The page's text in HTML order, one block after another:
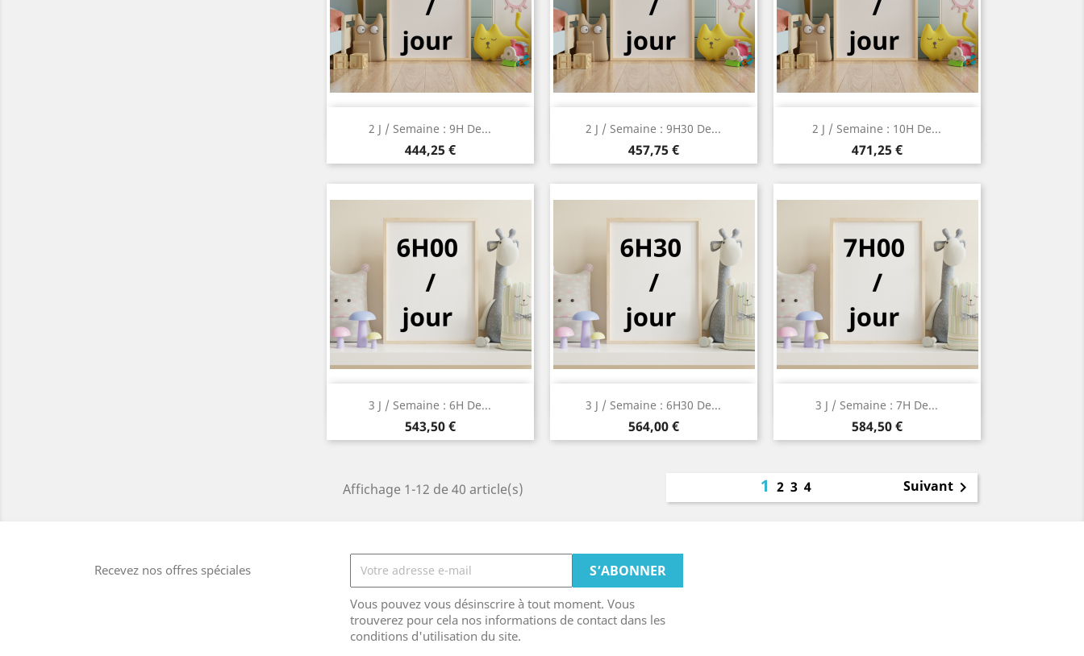
2 J / Semaine : 9H De...
Prix
444,25 €
Aperçu rapide 2 J / Semaine : 9H30 De...
Prix
457,75 €
Aperçu rapide 2 J / Semaine : 10H De...
Prix
471,25 €
Aperçu rapide
3 J / Semaine : 6H De...
Prix
543,50 €
Aperçu rapide 3 J / Semaine : 6H30 De...
Prix
564,00 €
Aperçu rapide 3 J / Semaine : 7H De...
Prix
584,50 €
Aperçu rapide
Affichage 1-12 de 40 article(s) 1234 Suivant
Recevez nos offres spéciales
Vous pouvez vous désinscrire à tout moment. Vous
trouverez pour cela nos informations de contact dans les
conditions d'utilisation du site.